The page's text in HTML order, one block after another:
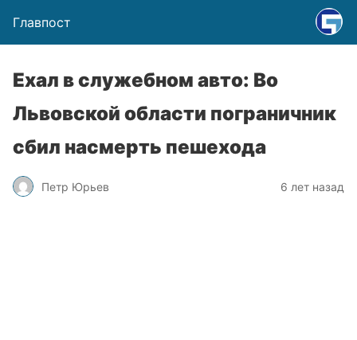
Главпост
Ехал в служебном авто: Во
Львовской области пограничник
сбил насмерть пешехода
Петр Юрьев 6 лет назад